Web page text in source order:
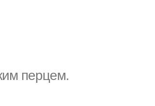
перцем.